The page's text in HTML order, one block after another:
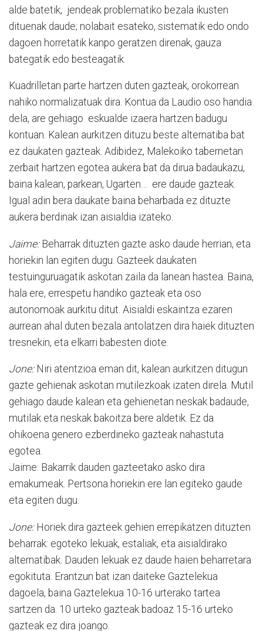
alde batetik, jendeak problematiko bezala ikusten
dituenak daude; nolabait esateko, sistematik edo ondo
dagoen horretatik kanpo geratzen direnak, gauza
bategatik edo besteagatik.
Kuadrilletan parte hartzen duten gazteak, orokorrean
nahiko normalizatuak dira. Kontua da Laudio oso handia
dela, are gehiago eskualde izaera hartzen badugu
kontuan. Kalean aurkitzen dituzu beste alternatiba bat
ez daukaten gazteak. Adibidez, Malekoiko tabernetan
zerbait hartzen egotea aukera bat da dirua badaukazu,
baina kalean, parkean, Ugarten… ere daude gazteak.
Igual adin bera daukate baina beharbada ez dituzte
aukera berdinak izan aisialdia izateko.
Jaime:Beharrak dituzten gazte asko daude herrian, eta
horiekin lan egiten dugu. Gazteek daukaten
testuinguruagatik askotan zaila da lanean hastea. Baina,
hala ere, errespetu handiko gazteak eta oso
autonomoak aurkitu ditut. Aisialdi eskaintza ezaren
aurrean ahal duten bezala antolatzen dira haiek dituzten
tresnekin, eta elkarri babesten diote.
Jone:Niri atentzioa eman dit, kalean aurkitzen ditugun
gazte gehienak askotan mutilezkoak izaten direla. Mutil
gehiago daude kalean eta gehienetan neskak badaude,
mutilak eta neskak bakoitza bere aldetik. Ez da
ohikoena genero ezberdineko gazteak nahastuta
egotea.
Jaime: Bakarrik dauden gazteetako asko dira
emakumeak. Pertsona horiekin ere lan egiteko gaude
eta egiten dugu.
Jone:Horiek dira gazteek gehien errepikatzen dituzten
beharrak: egoteko lekuak, estaliak, eta aisialdirako
alternatibak. Dauden lekuak ez daude haien beharretara
egokituta. Erantzun bat izan daiteke Gaztelekua
dagoela, baina Gaztelekua 10-16 urterako tartea
sartzen da. 10 urteko gazteak badoaz 15-16 urteko
gazteak ez dira joango.